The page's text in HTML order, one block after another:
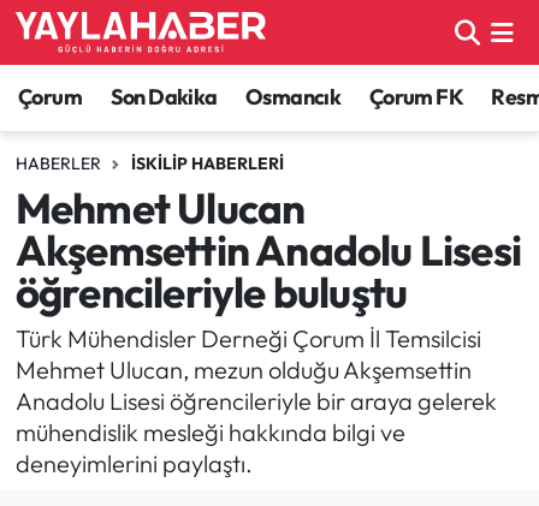
Çorum Son Dakika Osmancık Çorum FK
HABERLER İSKILIP HABERLERI
Mehmet Ulucan
Akşemsettin Anadolu Lisesi
öğrencileriyle buluştu
Türk Mühendisler Derneği Çorum İl Temsilcisi
Mehmet Ulucan, mezun olduğu Akşemsettin
Anadolu Lisesi öğrencileriyle bir araya gelerek
mühendislik mesleği hakkında bilgi ve
deneyimlerini paylaştı.
Alaca Haberleri
Bayat Haberleri
Bilgi - Keşfet Haberleri
Bilim ve Teknoloji
Boğazkale Haberleri
Çorum Haberleri
Çorum Son Dakika Haberleri
Çorum Nöbetçi Eczaneler
Çorum Hava Durumu
Çorum Namaz Vakitleri
Çorum Trafik Yoğunluk Haritası
TFF 1.Lig Puan Durumu ve Fikstür
Tüm Manşetler
Son Dakika Haberleri